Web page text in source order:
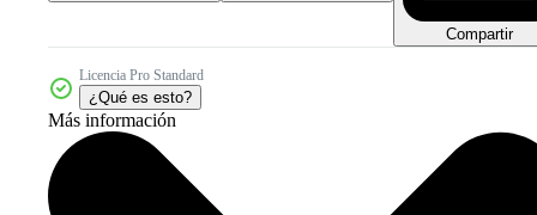
Compartir
Licencia Pro Standard
¿Qué es esto?
Más información